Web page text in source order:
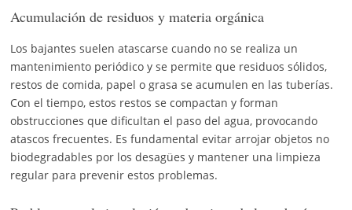
Acumulación de residuos y materia orgánica
Los bajantes suelen atascarse cuando no se realiza un
mantenimiento periódico y se permite que residuos sólidos,
restos de comida, papel o grasa se acumulen en las tuberías.
Con el tiempo, estos restos se compactan y forman
obstrucciones que dificultan el paso del agua, provocando
atascos frecuentes. Es fundamental evitar arrojar objetos no
biodegradables por los desagües y mantener una limpieza
regular para prevenir estos problemas.